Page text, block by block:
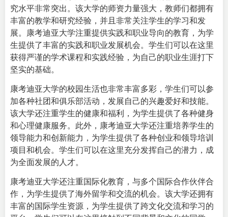
究水平非常突出。该大学的师资力量强大，教师们都拥有
丰富的教学和研究经验，并且非常关注学生的学习和发
展。康考迪亚大学注重提供实践和职业导向的教育，为学
生提供了丰富的实践和职业发展机会。学生们可以在这里
获得严谨的学术课程和实践经验，为自己的职业生涯打下
坚实的基础。
康考迪亚大学的校园生活也非常丰富多彩，学生们可以参
加各种社团和俱乐部活动，发展自己的兴趣爱好和技能。
该大学还注重学生的健康和福利，为学生提供了各种健身
和心理健康服务。此外，康考迪亚大学还注重培养学生的
领导能力和创新能力，为学生提供了各种创业和领导培训
项目和机会。学生们可以在这里充分发挥自己的潜力，成
为全面发展的人才。
康考迪亚大学还注重国际化教育，与多个国际合作伙伴合
作，为学生提供了海外留学和交流的机会。该大学还拥有
丰富的国际学生资源，为学生提供了跨文化交流和学习的